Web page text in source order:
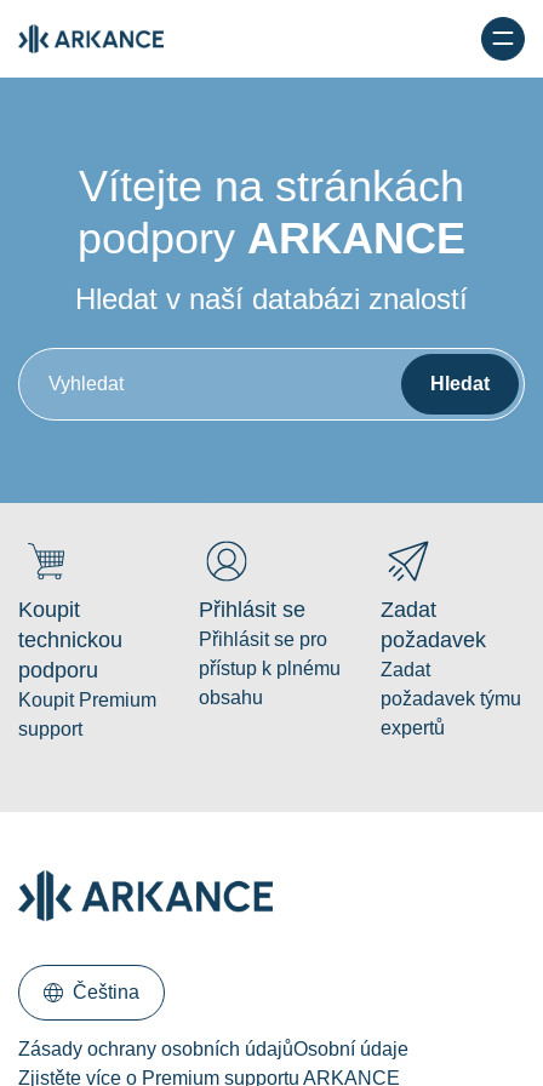
Vítejte na stránkách
podpory ARKANCE
Hledat v naší databázi znalostí
Koupit
technickou
podporu
Koupit Premium
support
Přihlásit se
Přihlásit se pro
přístup k plnému
obsahu
Zadat
požadavek
Zadat
požadavek týmu
expertů
Čeština
Zásady ochrany osobních údajůOsobní údaje
Zjistěte více o Premium supportu ARKANCE